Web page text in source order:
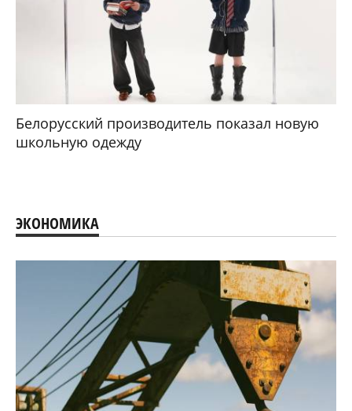
Белорусский производитель показал новую
школьную одежду
ЭКОНОМИКА